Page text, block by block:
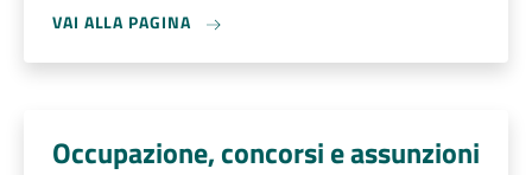
VAI ALLA PAGINA
Occupazione, concorsi e assunzioni